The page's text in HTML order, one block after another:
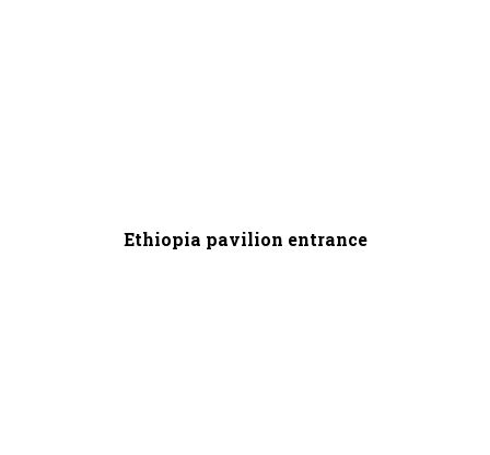
Ethiopia pavilion entrance